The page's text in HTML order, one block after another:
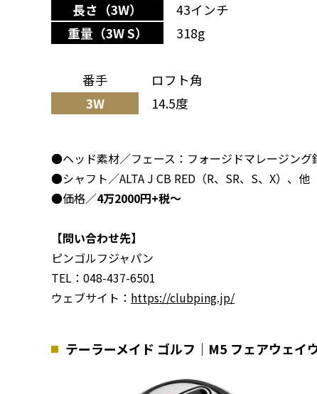
長さ（3W）
43インチ
重量（3W S）
318g
番手
ロフト角
3W
14.5度
●ヘッド素材／フェース：フォージドマレージング
●シャフト／ALTA J CB RED（R、SR、S、X）、他
●価格／4万2000円+税～
【問い合わせ先】
ピンゴルフジャパン
TEL：048-437-6501
ウェブサイト： https://clubping.jp/
テーラーメイド ゴルフ｜M5 フェアウェイ